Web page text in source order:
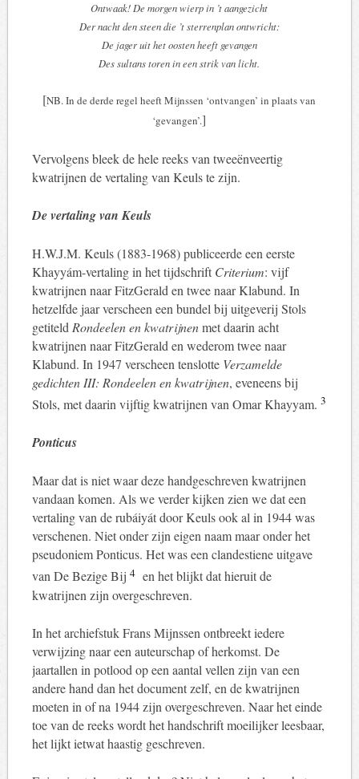
Ontwaak! De morgen wierp in ’t aangezicht
Der nacht den steen die ’t sterrenplan ontwricht:
De jager uit het oosten heeft gevangen
Des sultans toren in een strik van licht.
[NB. In de derde regel heeft Mijnssen ‘ontvangen’ in plaats van
‘gevangen’.]
Vervolgens bleek de hele reeks van tweeënveertig
kwatrijnen de vertaling van Keuls te zijn.
De vertaling van Keuls
H.W.J.M. Keuls (1883-1968) publiceerde een eerste
Khayyám-vertaling in het tijdschrift Criterium: vijf
kwatrijnen naar FitzGerald en twee naar Klabund. In
hetzelfde jaar verscheen een bundel bij uitgeverij Stols
getiteld Rondeelen en kwatrijnenmet daarin acht
kwatrijnen naar FitzGerald en wederom twee naar
Klabund. In 1947 verscheen tenslotte Verzamelde
gedichten III: Rondeelen en kwatrijnen, eveneens bij
Stols, met daarin vijftig kwatrijnen van Omar Khayyam. 3
Ponticus
Maar dat is niet waar deze handgeschreven kwatrijnen
vandaan komen. Als we verder kijken zien we dat een
vertaling van de rubáiyát door Keuls ook al in 1944 was
verschenen. Niet onder zijn eigen naam maar onder het
pseudoniem Ponticus. Het was een clandestiene uitgave
van De Bezige Bij 4en het blijkt dat hieruit de
kwatrijnen zijn overgeschreven.
In het archiefstuk Frans Mijnssen ontbreekt iedere
verwijzing naar een auteurschap of herkomst. De
jaartallen in potlood op een aantal vellen zijn van een
andere hand dan het document zelf, en de kwatrijnen
moeten in of na 1944 zijn overgeschreven. Naar het einde
toe van de reeks wordt het handschrift moeilijker leesbaar,
het lijkt ietwat haastig geschreven.